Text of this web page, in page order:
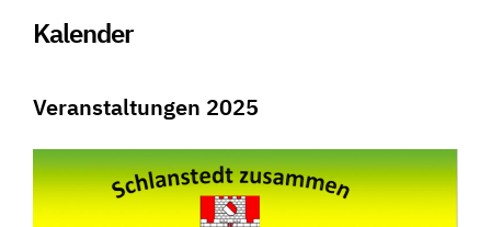
Kalender
Veranstaltungen 2025